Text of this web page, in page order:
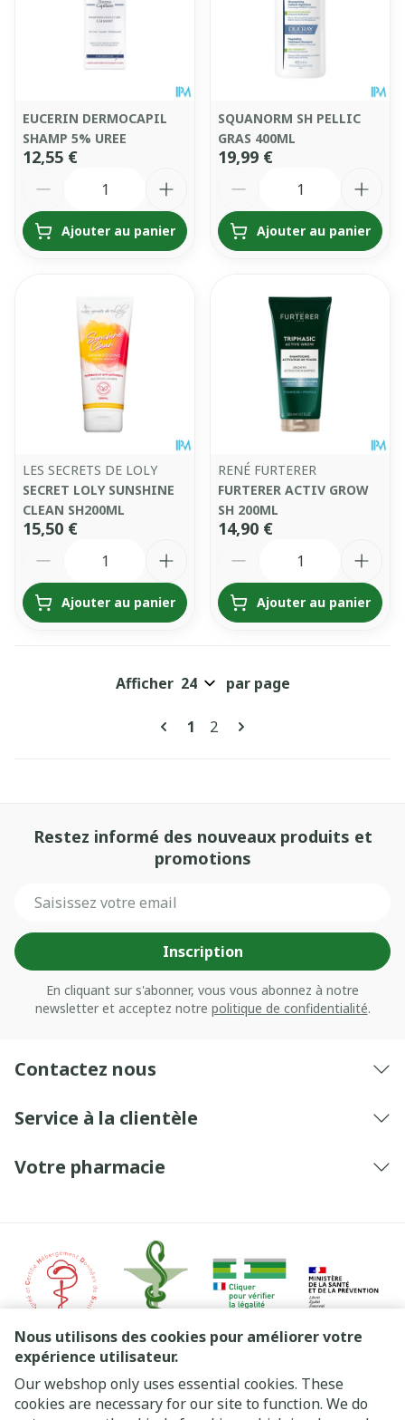
Nous utilisons des cookies pour améliorer votre
expérience utilisateur.
Our webshop only uses essential cookies. These
cookies are necessary for our site to function. We do
EUCERIN DERMOCAPIL
SHAMP 5% UREE
12,55 €
Ajouter au panier
SQUANORM SH PELLIC
GRAS 400ML
19,99 €
Ajouter au panier
LES SECRETS DE LOLY
SECRET LOLY SUNSHINE
CLEAN SH200ML
15,50 €
Ajouter au panier
RENÉ FURTERER
FURTERER ACTIV GROW
SH 200ML
14,90 €
Ajouter au panier
Pages
Vous lisez actuellement la
1 Page
2
Afficher par page
Restez informé des nouveaux produits et
promotions
Inscription
En cliquant sur s'abonner, vous vous abonnez à notre
newsletter et acceptez notre politique de confidentialité.
Contactez nous
Service à la clientèle
Votre pharmacie
Liens légaux